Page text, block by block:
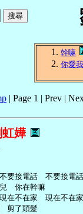
幹嘛
你愛
| Page 1 | Prev |
嬅
要接電話　不要接電話
　你在幹嘛
在不在家　現在不在家
剪了頭髮